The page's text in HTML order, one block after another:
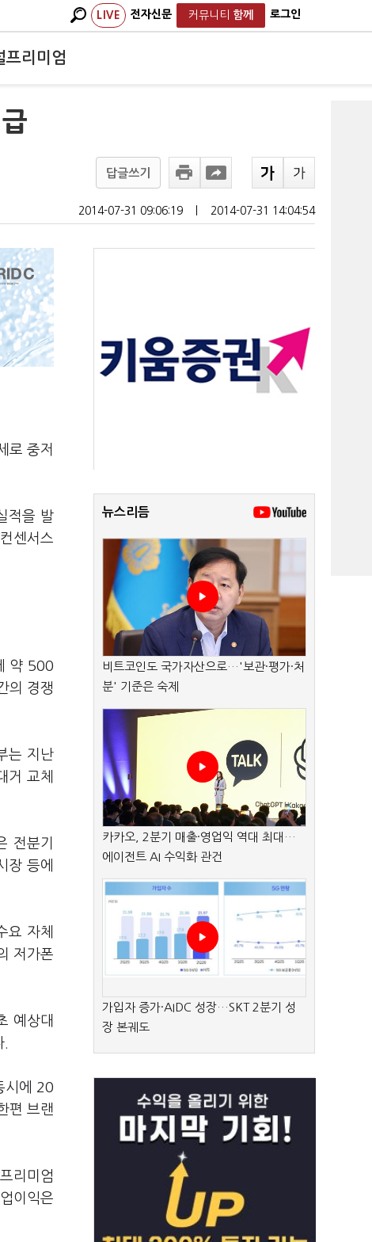
LIVE 전자신문 커뮤니티 함께 로그인
프리미엄
답글쓰기
2014-07-31 09:06:19 2014-07-31 14:04:54
로 중저
적을 발
센서스
약 500
의 경쟁
는 지난
거 교체
전분기
장 등에
요 자체
저가폰
예상대
시에 20
편 브랜
리미엄
이익은
뉴스리듬
비트코인도 국가자산으로…'보관·평가·처
분' 기준은 숙제
카카오, 2분기 매출·영업익 역대 최대…
에이전트 AI 수익화 관건
가입자 증가·AIDC 성장…SKT 2분기 성
장 본궤도